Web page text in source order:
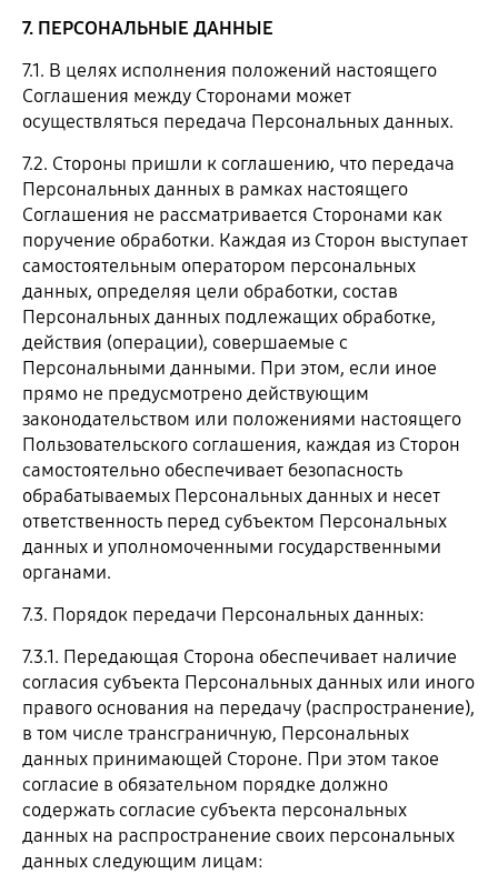
7. ПЕРСОНАЛЬНЫЕ ДАННЫЕ
7.1. В целях исполнения положений настоящего
Соглашения между Сторонами может
осуществляться передача Персональных данных.
7.2. Стороны пришли к соглашению, что передача
Персональных данных в рамках настоящего
Соглашения не рассматривается Сторонами как
поручение обработки. Каждая из Сторон выступает
самостоятельным оператором персональных
данных, определяя цели обработки, состав
Персональных данных подлежащих обработке,
действия (операции), совершаемые с
Персональными данными. При этом, если иное
прямо не предусмотрено действующим
законодательством или положениями настоящего
Пользовательского соглашения, каждая из Сторон
самостоятельно обеспечивает безопасность
обрабатываемых Персональных данных и несет
ответственность перед субъектом Персональных
данных и уполномоченными государственными
органами.
7.3. Порядок передачи Персональных данных:
7.3.1. Передающая Сторона обеспечивает наличие
согласия субъекта Персональных данных или иного
правого основания на передачу (распространение),
в том числе трансграничную, Персональных
данных принимающей Стороне. При этом такое
согласие в обязательном порядке должно
содержать согласие субъекта персональных
данных на распространение своих персональных
данных следующим лицам: